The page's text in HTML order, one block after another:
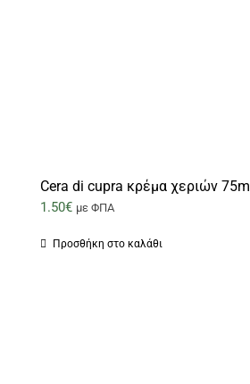
Cera di cupra κρέμα χεριών 75ml
1.50€ με ΦΠΑ
Προσθήκη στο καλάθι